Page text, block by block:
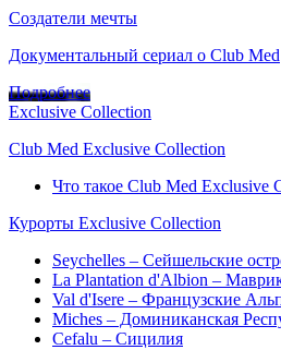
Создатели мечты
Документальный сериал о Club Med
Подробнее
Exclusive Collection
Club Med Exclusive Collection
Что такое Club Med Exclusive
Курорты Exclusive Collection
Seychelles – Сейшельские
La Plantation d'Albion –
Val d'Isere – Французские
Miches – Доминиканская
Cefalu – Сицилия